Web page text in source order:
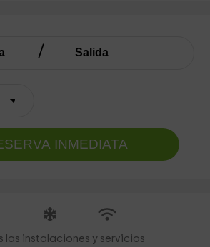
INMEDIATA
las instalaciones y servicios